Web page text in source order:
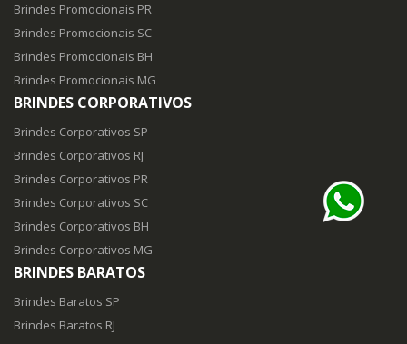
Brindes Promocionais PR
Brindes Promocionais SC
Brindes Promocionais BH
Brindes Promocionais MG
BRINDES CORPORATIVOS
Brindes Corporativos SP
Brindes Corporativos RJ
Brindes Corporativos PR
Brindes Corporativos SC
Brindes Corporativos BH
Brindes Corporativos MG
BRINDES BARATOS
Brindes Baratos SP
Brindes Baratos RJ